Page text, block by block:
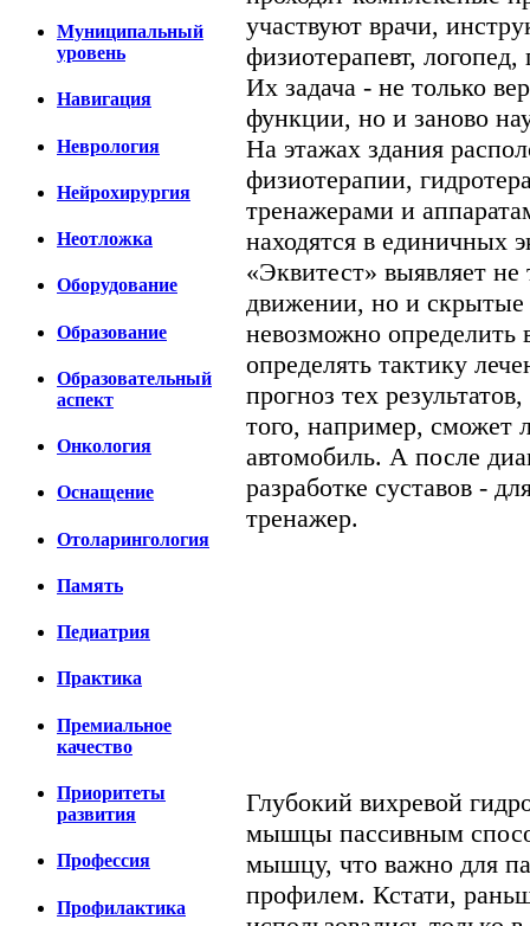
Муниципальный
уровень
Навигация
Неврология
Нейрохирургия
Неотложка
Оборудование
Образование
Образовательный
аспект
Онкология
Оснащение
Отоларингология
Память
Педиатрия
Практика
Премиальное
качество
Приоритеты
развития
Профессия
Профилактика
участвуют врачи,
физиотерапевт,
Их задача - не только
функции, но и заново
На этажах здания
физиотерапии,
тренажерами и
находятся в единичных
«Эквитест» выявляет
движении, но и
невозможно определить
определять тактику
прогноз тех
того, например, сможет
автомобиль. А после
разработке суставов -
тренажер.
Глубокий вихревой
мышцы пассивным
мышцу, что важно для
профилем. Кстати,